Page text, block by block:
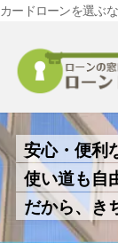
カードローンを選ぶ
安心・便利
使い道も自
だから、き